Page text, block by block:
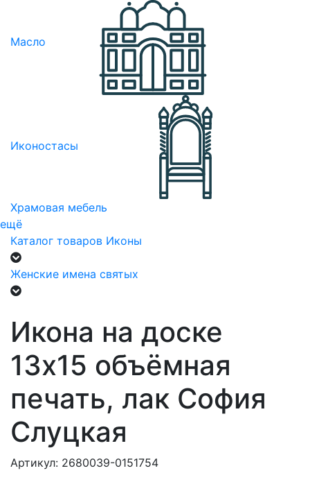
Масло
Иконостасы
Храмовая мебель
ещё
Каталог товаров Иконы
Женские имена святых
Икона на доске
13х15 объёмная
печать, лак София
Слуцкая
Артикул: 2680039-0151754